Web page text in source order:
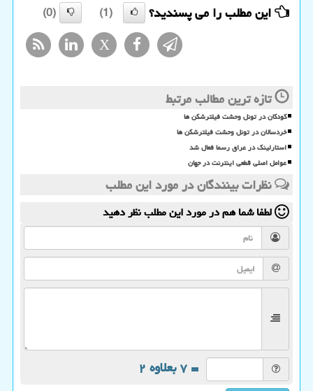
این مطلب را می پسندید؟
(1)
(0)
X
تازه ترین مطالب مرتبط
کودکان در تونل وحشت فیلترشکن ها
خردسالان در تونل وحشت فیلترشکن ها
استارلینک در عراق رسما فعال شد
عوامل اصلی قطعی اینترنت در جهان
نظرات بینندگان در مورد این مطلب
لطفا شما همدر مورد این مطلبنظر دهید
= ۷ بعلاوه ۲